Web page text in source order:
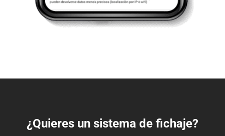
¿Quieres un sistema de fichaje?